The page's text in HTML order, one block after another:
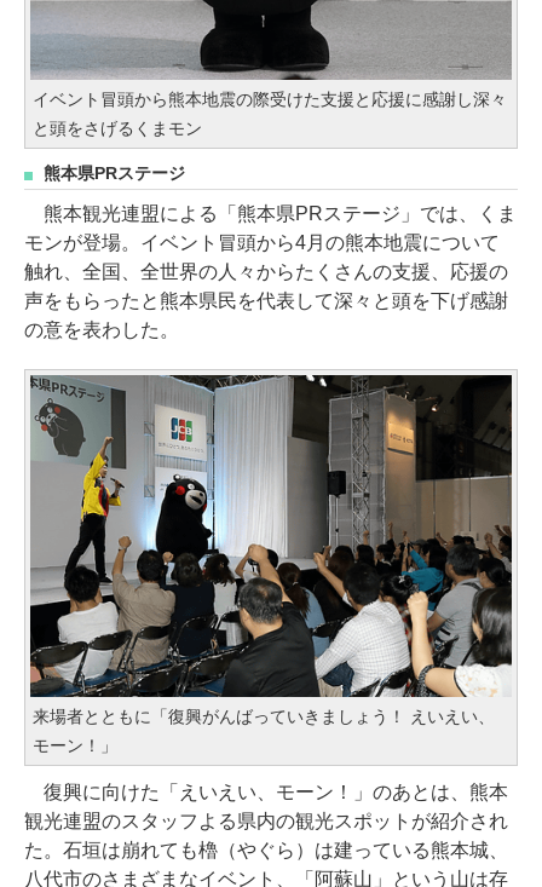
イベント冒頭から熊本地震の際受けた支援と応援に感謝し深々
と頭をさげるくまモン
熊本県PRステージ
熊本観光連盟による「熊本県PRステージ」では、くま
モンが登場。イベント冒頭から4月の熊本地震について
触れ、全国、全世界の人々からたくさんの支援、応援の
声をもらったと熊本県民を代表して深々と頭を下げ感謝
の意を表わした。
来場者とともに「復興がんばっていきましょう！ えいえい、
モーン！」
復興に向けた「えいえい、モーン！」のあとは、熊本
観光連盟のスタッフよる県内の観光スポットが紹介され
た。石垣は崩れても櫓（やぐら）は建っている熊本城、
八代市のさまざまなイベント、「阿蘇山」という山は存